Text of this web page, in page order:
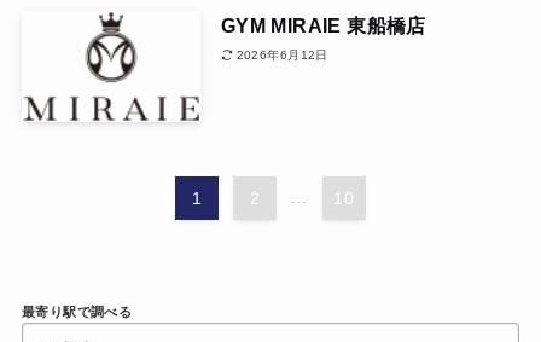
GYM MIRAIE 東船橋店
2026年6月12日
1 2 ... 10
最寄り駅で調べる